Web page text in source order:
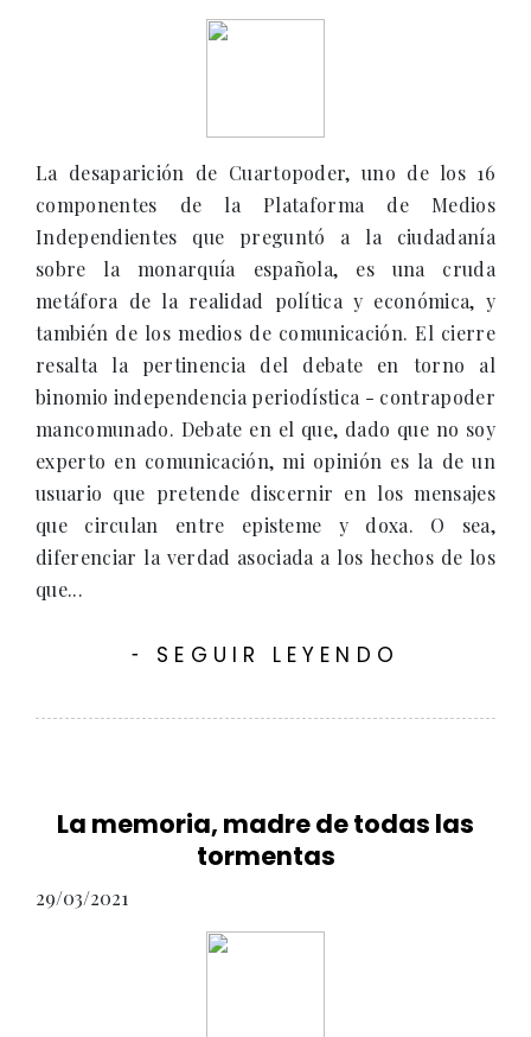
La desaparición de Cuartopoder, uno de los 16
componentes de la Plataforma de Medios
Independientes que preguntó a la ciudadanía
sobre la monarquía española, es una cruda
metáfora de la realidad política y económica, y
también de los medios de comunicación. El cierre
resalta la pertinencia del debate en torno al
binomio independencia periodística - contrapoder
mancomunado. Debate en el que, dado que no soy
experto en comunicación, mi opinión es la de un
usuario que pretende discernir en los mensajes
que circulan entre episteme y doxa. O sea,
diferenciar la verdad asociada a los hechos de los
que...
- SEGUIR LEYENDO
La memoria, madre de todas las
tormentas
29/03/2021